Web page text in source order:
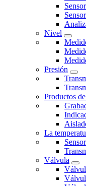
Nivel
Presión
Productos
La
Válvula